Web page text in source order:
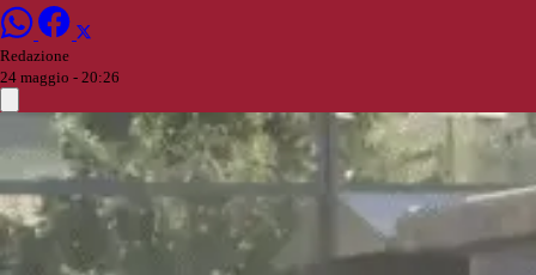
Redazione
24 maggio - 20:26